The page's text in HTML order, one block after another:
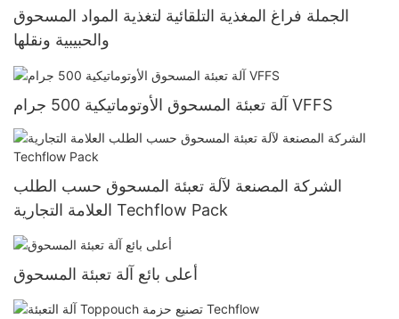
الجملة فراغ المغذية التلقائية لتغذية المواد المسحوق
والحبيبية ونقلها
آلة تعبئة المسحوق الأوتوماتيكية 500 جرام VFFS
الشركة المصنعة لآلة تعبئة المسحوق حسب الطلب
العلامة التجارية Techflow Pack
أعلى بائع آلة تعبئة المسحوق